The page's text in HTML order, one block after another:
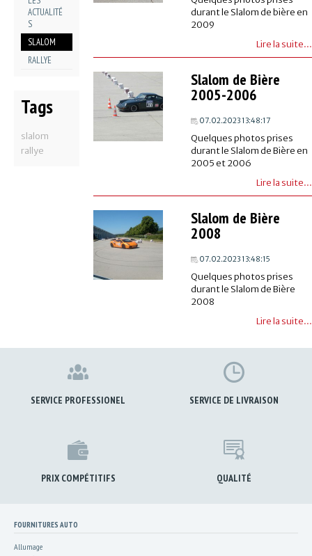
durant le Slalom de bière en
2009
Lire la suite...
07.02.2023 13:48:17
Slalom de Bière
2005-2006
Quelques photos prises
durant le Slalom de Bière en
2005 et 2006
Lire la suite...
07.02.2023 13:48:15
Slalom de Bière
2008
Quelques photos prises
durant le Slalom de Bière
2008
Lire la suite...
ACTUALITÉ
S
SLALOM
RALLYE
Tags
slalom
rallye
SERVICE PROFESSIONEL SERVICE DE LIVRAISON
PRIX COMPÉTITIFS QUALITÉ
FOURNITURES AUTO
Allumage